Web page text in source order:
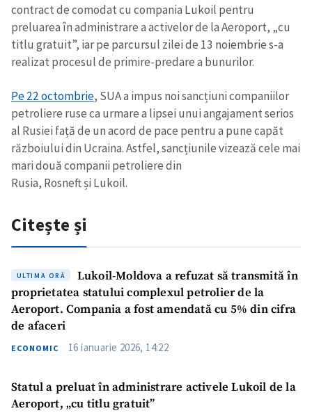
contract de comodat cu compania Lukoil pentru
preluarea în administrare a activelor de la Aeroport, „cu
titlu gratuit”, iar pe parcursul zilei de 13 noiembrie s-a
realizat procesul de primire-predare a bunurilor.
Pe 22 octombrie, SUA a impus noi sancțiuni companiilor
petroliere ruse ca urmare a lipsei unui angajament serios
al Rusiei față de un acord de pace pentru a pune capăt
războiului din Ucraina. Astfel, sancțiunile vizează cele mai
mari două companii petroliere din
Rusia, Rosneft și Lukoil.
Citește și
ULTIMA ORĂ
Lukoil-Moldova a refuzat să transmită în
proprietatea statului complexul petrolier de la
Aeroport. Compania a fost amendată cu 5% din cifra
de afaceri
ECONOMIC 16 ianuarie 2026, 14:22
Statul a preluat în administrare activele Lukoil de la
Aeroport, „cu titlu gratuit”